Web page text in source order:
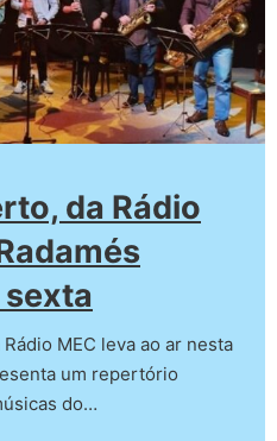
da Rádio
MEC leva ao ar nesta
um repertório
do…